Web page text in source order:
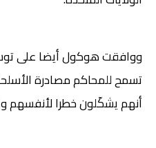
ووافقت هوكول أيضا على
تسمح للمحاكم مصادرة
أنهم يشكّلون خطرا لأنفسهم